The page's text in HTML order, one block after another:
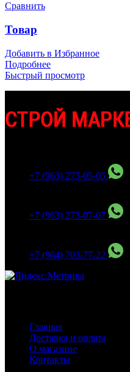
Сравнить
Товар
Добавить в Избранное
Подробнее
Быстрый просмотр
+7 (963) 273-05-05
+7 (963) 273-07-07
+7 (964) 703-77-22
Главная
Доставка и оплата
О магазине
Контакты